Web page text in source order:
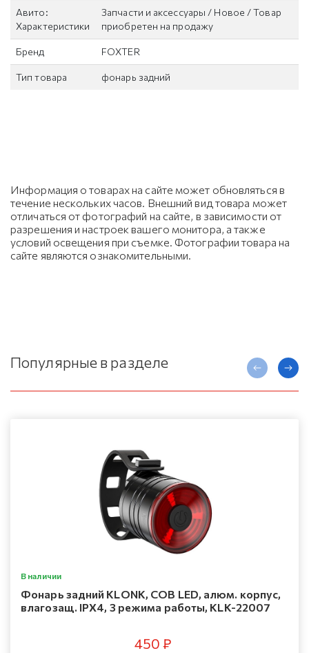
Авито:
Характеристики
Запчасти и аксессуары / Новое / Товар
приобретен на продажу
Бренд FOXTER
Тип товара фонарь задний
Информация о товарах на сайте может обновляться в
течение нескольких часов. Внешний вид товара может
отличаться от фотографий на сайте, в зависимости от
разрешения и настроек вашего монитора, а также
условий освещения при съемке. Фотографии товара на
сайте являются ознакомительными.
Популярные в разделе
В наличии
Фонарь задний KLONK, COB LED, алюм. корпус,
влагозащ. IPX4, 3 режима работы, KLK-22007
450 ₽